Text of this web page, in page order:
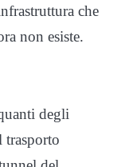
che
non esiste.
degli